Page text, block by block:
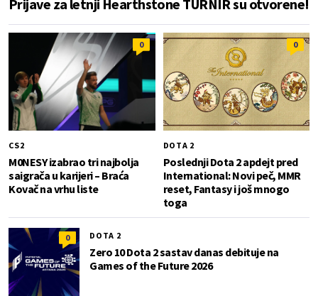
Prijave za letnji Hearthstone TURNIR su otvorene!
0
CS2
M0NESY izabrao tri najbolja
saigrača u karijeri – Braća
Kovač na vrhu liste
0
DOTA 2
Poslednji Dota 2 apdejt pred
International: Novi peč, MMR
reset, Fantasy i još mnogo
toga
0 DOTA 2
Zero 10 Dota 2 sastav danas debituje na
Games of the Future 2026